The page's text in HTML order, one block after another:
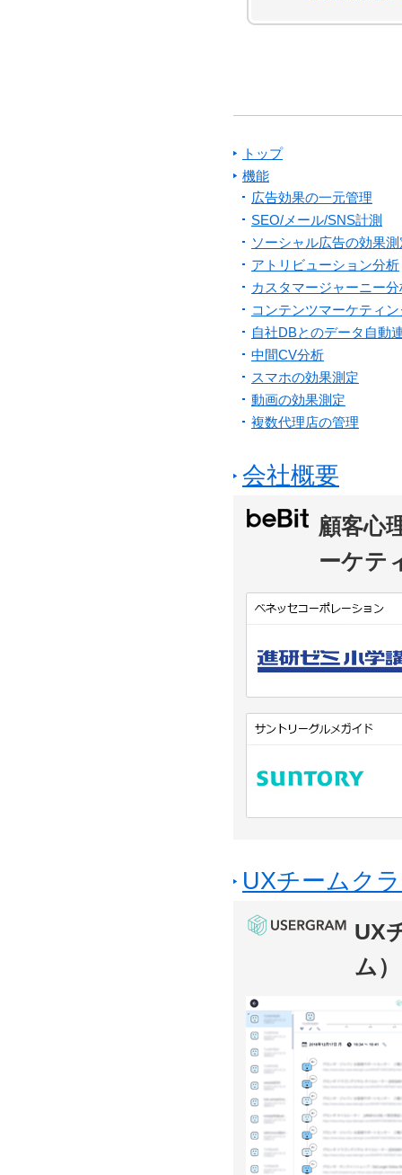
トップ
機能
広告効果の一元管理
SEO/メール/SNS計測
ソーシャル広告の効果測
アトリビューション分析
カスタマージャーニー分
コンテンツマーケティ
自社DBとのデータ自動
中間CV分析
スマホの効果測定
動画の効果測定
複数代理店の管理
会社概要
顧客心
ーケテ
UXチームク
UX
ム）